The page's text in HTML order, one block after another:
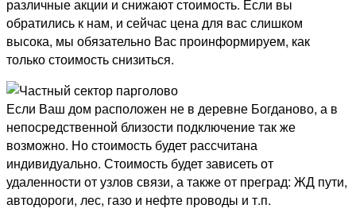
различные акции и снижают стоимость. Если вы
обратились к нам, и сейчас цена для вас слишком
высока, мы обязательно Вас проинформируем, как
только стоимость снизиться.
Если Ваш дом расположен не в деревне Богданово, а в
непосредственной близости подключение так же
возможно. Но стоимость будет рассчитана
индивидуально. Стоимость будет зависеть от
удаленности от узлов связи, а также от преград: ЖД пути,
автодороги, лес, газо и нефте проводы и т.п.